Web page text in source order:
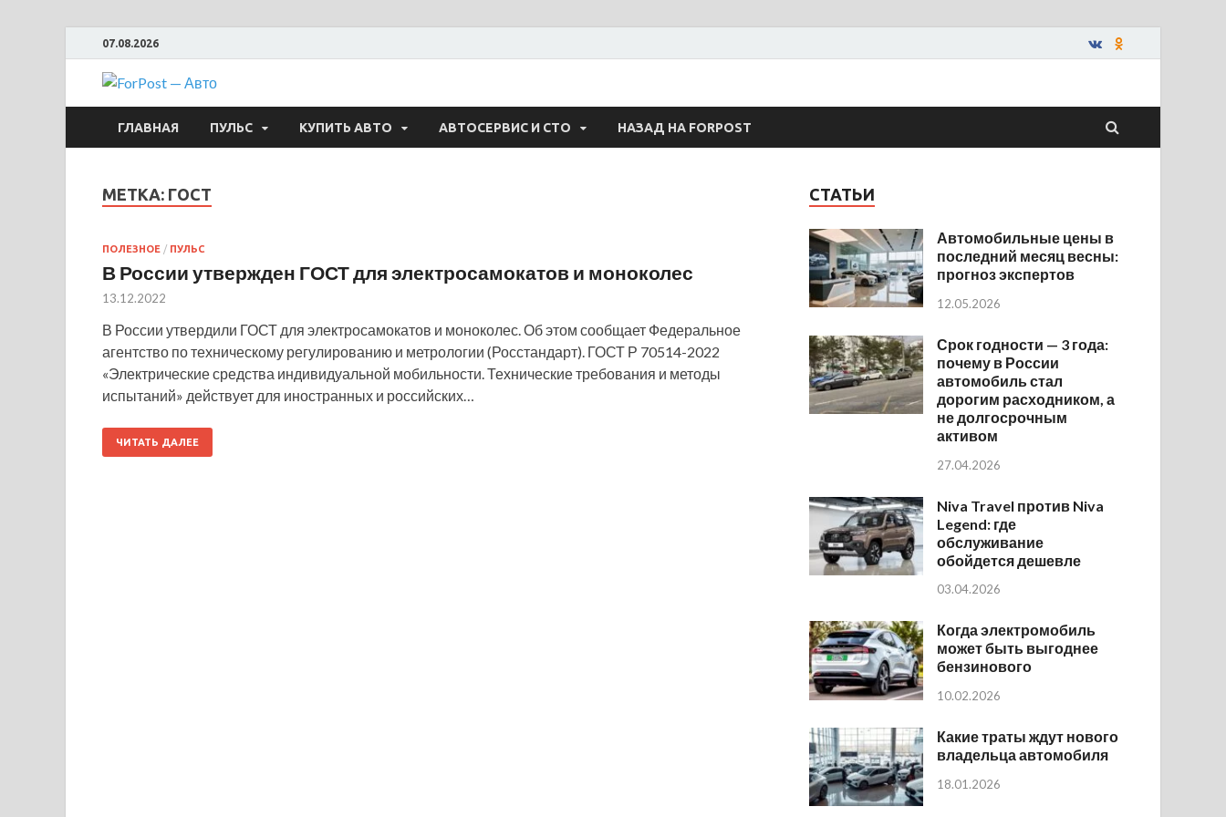
07.08.2026
ForPost — Авто
ГЛАВНАЯ ПУЛЬС КУПИТЬ АВТО АВТОСЕРВИС И СТО НАЗАД НА FORPOST
МЕТКА: ГОСТ
ПОЛЕЗНОЕ / ПУЛЬС
В России утвержден ГОСТ для электросамокатов и моноколес
13.12.2022
В России утвердили ГОСТ для электросамокатов и моноколес. Об этом сообщает Федеральное
агентство по техническому регулированию и метрологии (Росстандарт). ГОСТ Р 70514-2022
«Электрические средства индивидуальной мобильности. Технические требования и методы
испытаний» действует для иностранных и российских…
ЧИТАТЬ ДАЛЕЕ
СТАТЬИ
Автомобильные цены в
последний месяц весны:
прогноз экспертов
12.05.2026
Срок годности — 3 года:
почему в России
автомобиль стал
дорогим расходником, а
не долгосрочным
активом
27.04.2026
Niva Travel против Niva
Legend: где
обслуживание
обойдется дешевле
03.04.2026
Когда электромобиль
может быть выгоднее
бензинового
10.02.2026
Какие траты ждут нового
владельца автомобиля
18.01.2026